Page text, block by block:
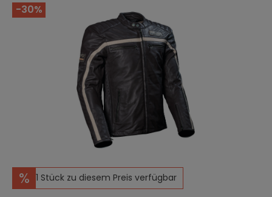
Bildergalerie überspringen
-30%
% 1 Stück zu diesem Preis verfügbar